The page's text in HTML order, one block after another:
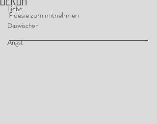
Liebe
Dazwischen
Angst
Poesie zum mitnehmen